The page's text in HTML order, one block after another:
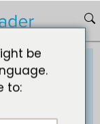
289,23
be
to: